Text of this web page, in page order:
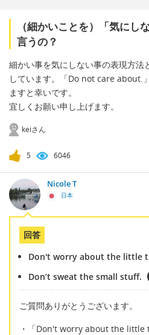
（細かいことを）「気にし
言うの？
細かい事を気にしない事の表現方法
しています。「Do not care about.
ますと幸いです。
宜しくお願い申し上げます。
keiさん
5 6046
Nicole T
日本
回答
Don't worry about the little
Don’t sweat the small stuff.
ご質問ありがとうございます。
・「Don't worry about the little